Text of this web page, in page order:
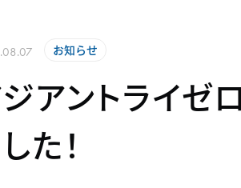
お知らせ
アントライ
た！